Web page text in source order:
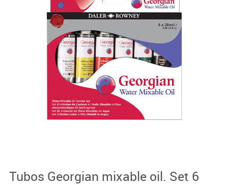
Tubos Georgian mixable oil. Set 6